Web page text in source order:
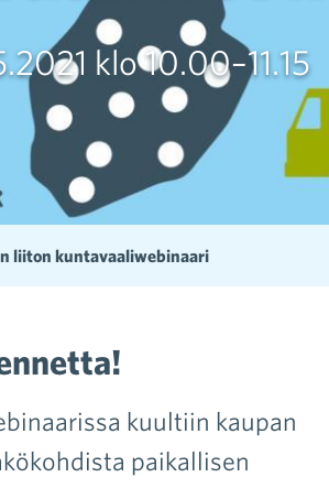
klo 10.00–11.15
liiton kuntavaaliwebinaari
kuultiin kaupan
paikallisen